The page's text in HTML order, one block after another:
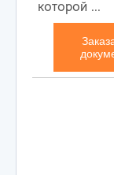
которой ...